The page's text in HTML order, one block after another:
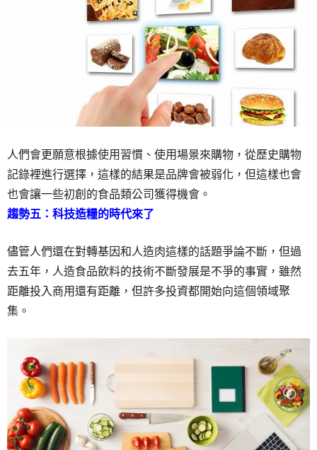
人們會更願意根據使用習慣、使用場景來購物，從歷史購物
記錄裡進行選擇，這樣的結果是品牌會被弱化，但這樣也會
也會讓一些初創的食品類公司獲得機會。
趨勢五：科技造糧的時代來了
儘管人們還在對轉基因和人造肉這樣的話題爭論不斷，但過
去五年，人造食品飲料的技術不斷發展是不爭的事實，雖然
距離投入商用還有距離，但許多投資都開始向這個領域聚
集。